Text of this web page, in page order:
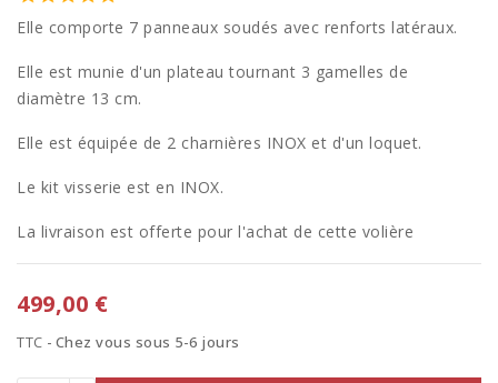
Elle comporte 7 panneaux soudés avec renforts latéraux.
Elle est munie d'un plateau tournant 3 gamelles de
diamètre 13 cm.
Elle est équipée de 2 charnières INOX et d'un loquet.
Le kit visserie est en INOX.
La livraison est offerte pour l'achat de cette volière
499,00 €
TTC Chez vous sous 5-6 jours